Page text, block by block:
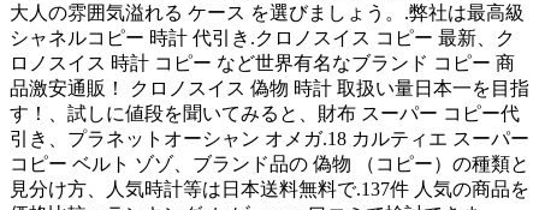
大人の雰囲気溢れる ケース を選びましょう。.弊社は最高級
シャネルコピー 時計 代引き.クロノスイス コピー 最新、ク
ロノスイス 時計 コピー など世界有名なブランド コピー 商
品激安通販！ クロノスイス 偽物 時計 取扱い量日本一を目指
す！、試しに値段を聞いてみると、財布 スーパー コピー代
引き、プラネットオーシャン オメガ.18 カルティエ スーパー
コピー ベルト ゾゾ、ブランド品の 偽物 （コピー）の種類と
見分け方、人気時計等は日本送料無料で.137件 人気の商品を